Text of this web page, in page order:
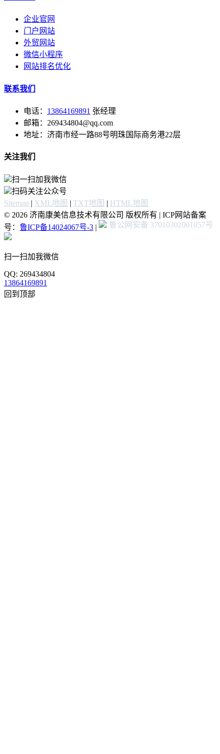
企业官网
门户网站
外贸网站
微信小程序
网站排名优化
联系我们
电话： 13864169891 张经理
邮箱：269434804@qq.com
地址：济南市经一路88号明珠国际商务港22层
关注我们
扫一扫加我微信
扫码关注公众号
Sitemap | XML地图 | TXT地图 | HTML地图
© 2026 济南康美信息技术有限公司 版权所有 | ICP网站备案
号： 鲁ICP备14024067号-3 | 鲁公网安备 37010302001057号
扫一扫加我微信
QQ: 269434804
13864169891
回到顶部